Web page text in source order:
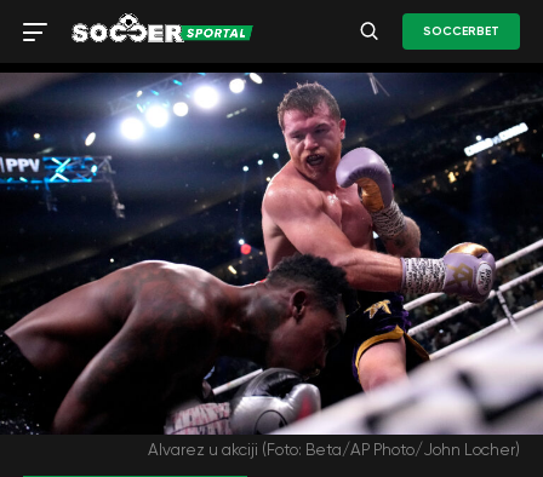
SOCCERBET
Alvarez u akciji (Foto: Beta/AP Photo/John Locher)